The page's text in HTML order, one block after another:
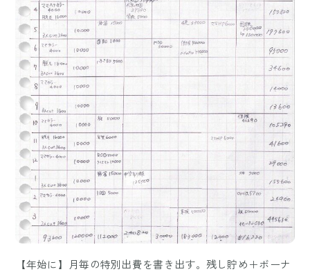
【年始に】月毎の特別出費を書き出す。残し貯め＋ボーナ